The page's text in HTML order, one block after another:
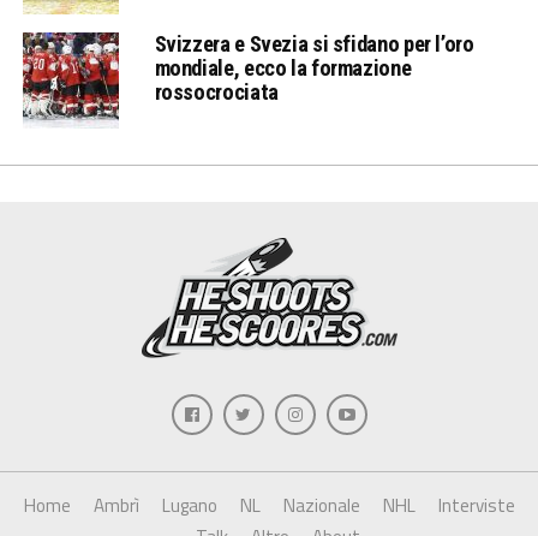
Svizzera e Svezia si sfidano per l’oro
mondiale, ecco la formazione
rossocrociata
Home Ambrì Lugano NL Nazionale NHL
Interviste